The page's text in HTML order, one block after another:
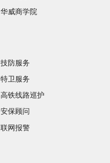
华威商学院
技防服务
特卫服务
高铁线路巡护
安保顾问
联网报警